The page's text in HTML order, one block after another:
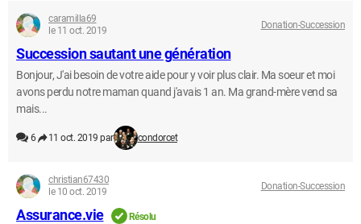
caramilla69
le 11 oct. 2019
Donation-Succession
Succession sautant une génération
Bonjour, J'ai besoin de votre aide pour y voir plus clair. Ma soeur et moi
avons perdu notre maman quand j'avais 1 an. Ma grand-mère vend sa
mais...
6 11 oct. 2019 par condorcet
christian67430
le 10 oct. 2019
Donation-Succession
Assurance.vie Résolu